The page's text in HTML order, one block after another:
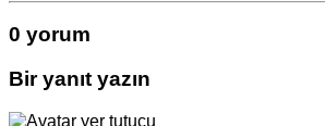
0 yorum
Bir yanıt yazın